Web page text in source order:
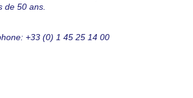
de 50 ans.
+33 (0) 1 45 25 14 00